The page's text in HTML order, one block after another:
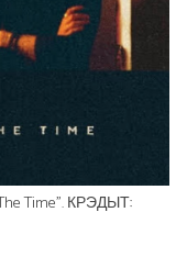
Time”. КРЭДЫТ: